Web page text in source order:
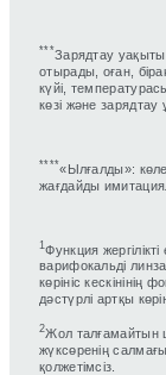
***Зарядтау уақыты
отырады, оған,
күйі,
көзі және зарядтау
****«Ылғалды»:
жағдайды
1 Функция
варифокальді
көрініс
дәстүрлі артқы
2Жол талғамайтын
жүксөренің
қолжетімсіз.